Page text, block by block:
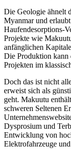
Die Geologie ähnelt
Myanmar und
Haufendesorptions-
Projekte wie
anfänglichen
Die Produktion kann
Projekten im
Doch das ist nicht
erweist sich als
geht. Makuutu
schweren Seltenen
Dysprosium und
Entwicklung von
Elektrofahrzeuge